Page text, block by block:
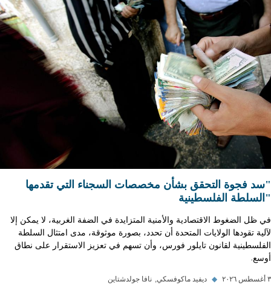
"سد فجوة التحقق بشأن مخصصات السجناء التي تقدمها
"السلطة الفلسطينية
في ظل الضغوط الاقتصادية والأمنية المتزايدة في الضفة الغربية، لا يمكن إلا
لآلية تقودها الولايات المتحدة أن تحدد، بصورة موثوقة، مدى امتثال السلطة
الفلسطينية لقانون تايلور فورس، وأن تسهم في تعزيز الاستقرار على نطاق
أوسع.
٣ أغسطس ٢٠٢٦ ◆ ديفيد ماكوفسكي نافا جولدشتاين